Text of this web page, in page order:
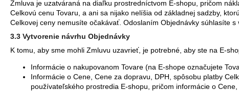
Zmluva je uzatváraná na diaľku prostredníctvom E-shopu, pričom
Celkovú cenu Tovaru, a ani sa nijako nelíšia od základnej sadzby,
Celkovej ceny nemusíte očakávať. Odoslaním Objednávky súhlasíte
3.3 Vytvorenie návrhu Objednávky
K tomu, aby sme mohli Zmluvu uzavrieť, je potrebné, aby ste na E-
Informácie o nakupovanom Tovare (na E-shope označujete
Informácie o Cene, Cene za dopravu, DPH, spôsobu platby
používateľského prostredia E-shopu, pričom informácie o